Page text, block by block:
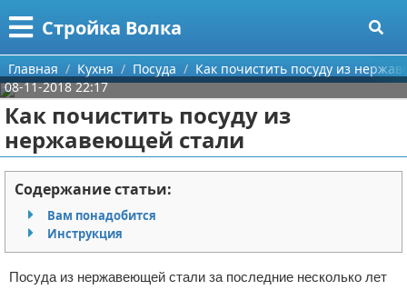
Стройка Волка
Меню
Главная
Категории
Строительство
Мебель
Интерьер и дизайн
Поиск
О проекте
Контакты
Сотрудничество
Главная Кухня Посуда
Как почистить посуду из
08-11-2018 22:17
Как почистить посуду из
нержавеющей стали
Содержание статьи:
Вам понадобится
Инструкция
Посуда из нержавеющей стали за последние несколько лет